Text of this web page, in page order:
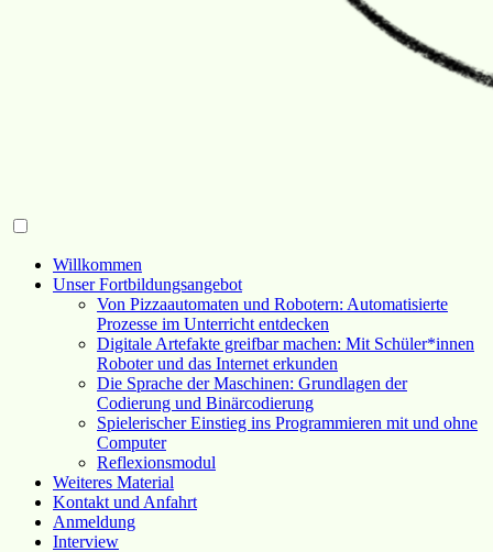
Willkommen
Unser Fortbildungsangebot
Von Pizzaautomaten und Robotern: Automatisierte
Prozesse im Unterricht entdecken
Digitale Artefakte greifbar machen: Mit Schüler*innen
Roboter und das Internet erkunden
Die Sprache der Maschinen: Grundlagen der
Codierung und Binärcodierung
Spielerischer Einstieg ins Programmieren mit und ohne
Computer
Reflexionsmodul
Weiteres Material
Kontakt und Anfahrt
Anmeldung
Interview